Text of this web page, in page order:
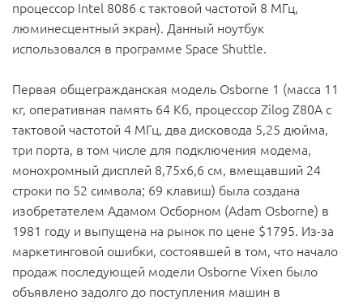
процессор Intel 8086 с тактовой частотой 8 МГц,
люминесцентный экран). Данный ноутбук
использовался в программе Space Shuttle.
Первая общегражданская модель Osborne 1 (масса 11
кг, оперативная память 64 Кб, процессор Zilog Z80A с
тактовой частотой 4 МГц, два дисковода 5,25 дюйма,
три порта, в том числе для подключения модема,
монохромный дисплей 8,75х6,6 см, вмещавший 24
строки по 52 символа; 69 клавиш) была создана
изобретателем Адамом Осборном (Adam Osborne) в
1981 году и выпущена на рынок по цене $1795. Из-за
маркетинговой ошибки, состоявшей в том, что начало
продаж последующей модели Osborne Vixen было
объявлено задолго до поступления машин в